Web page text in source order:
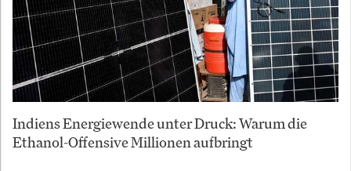
Indiens Energiewende unter Druck: Warum die
Ethanol-Offensive Millionen aufbringt